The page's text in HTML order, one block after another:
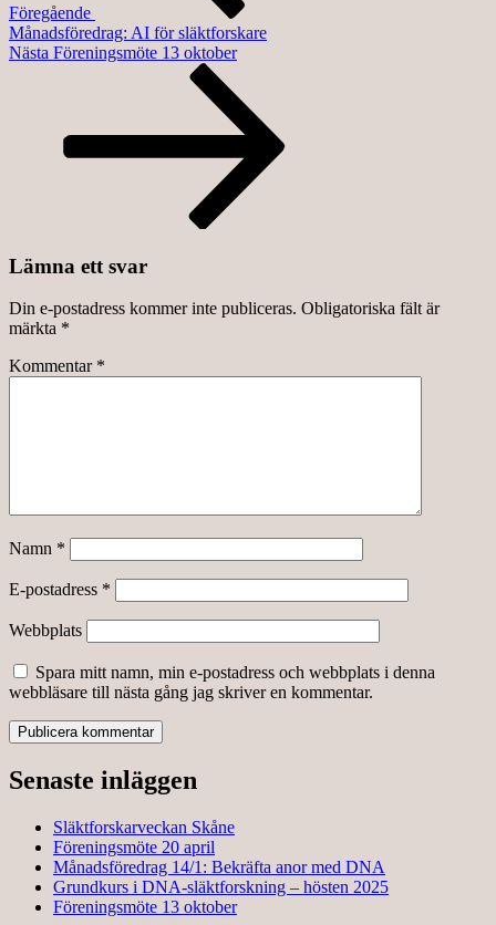
Föregående
Månadsföredrag: AI för släktforskare
Nästa
Nästa Föreningsmöte 13 oktober
Lämna ett svar
Din e-postadress kommer inte publiceras. Obligatoriska fält är
märkta *
Kommentar *
Namn *
E-postadress *
Webbplats
Spara mitt namn, min e-postadress och webbplats i denna
webbläsare till nästa gång jag skriver en kommentar.
Senaste inläggen
Släktforskarveckan Skåne
Föreningsmöte 20 april
Månadsföredrag 14/1: Bekräfta anor med DNA
Grundkurs i DNA-släktforskning – hösten 2025
Föreningsmöte 13 oktober